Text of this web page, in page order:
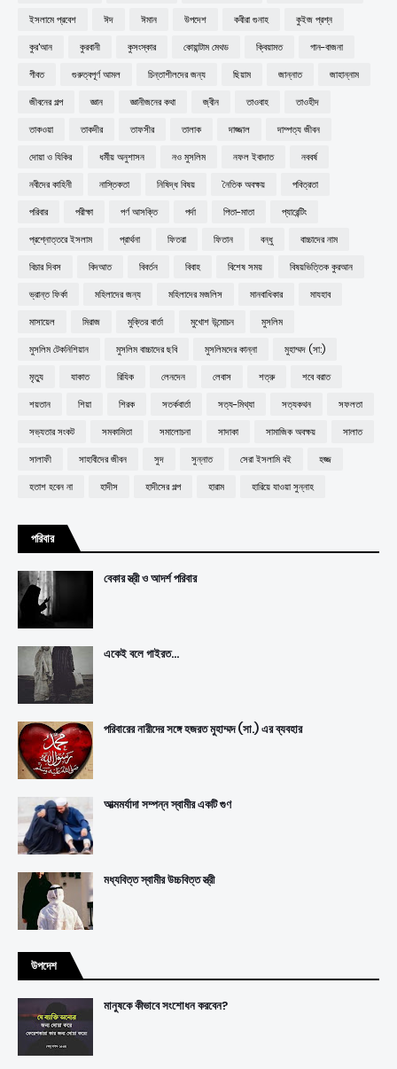
ইসলামে প্রবেশ
ঈদ ঈমান উপদেশ কবীরা গুনাহ
কুইজ প্রশ্ন
কুর'আন
কুরবানী কুসংস্কার কোয়ান্টাম মেথড ক্বিয়ামত
গান-বাজনা
গীবত
গুরুত্বপূর্ণ আমল চিন্তাশীলদের জন্য ছিয়াম জান্নাত
জাহান্নাম
জীবনের গল্প
জ্ঞান জ্ঞানীজনের কথা জ্বীন তাওবাহ
তাওহীদ
তাকওয়া
তাকদীর তাফসীর তালাক দাজ্জাল
দাম্পত্য জীবন
দোয়া ও যিকির
ধর্মীয় অনুশাসন নও মুসলিম নফল ইবাদাত
নববর্ষ
নবীদের কাহিনী
নাস্তিকতা নিষিদ্ধ বিষয় নৈতিক অবক্ষয়
পবিত্রতা
পরিবার
পরীক্ষা পর্ণ আসক্তি পর্দা পিতা-মাতা
প্যারেন্টিং
প্রশ্নোত্তরে ইসলাম
প্রার্থনা ফিতরা ফিতান বন্ধু
বাচ্চাদের নাম
বিচার দিবস
বিদআত বিবর্তন বিবাহ বিশেষ সময়
বিষয়ভিত্তিক কুরআন
ভ্রান্ত ফির্কা
মহিলাদের জন্য মহিলাদের মজলিস মানবাধিকার
মাযহাব
মাসায়েল
মিরাজ মুক্তির বার্তা মুখোশ উন্মোচন
মুসলিম
মুসলিম টেকনিশিয়ান
মুসলিম বাচ্চাদের ছবি মুসলিমদের কান্না
মুহাম্মদ (সা:)
মৃত্যু
যাকাত রিযিক লেনদেন লেবাস শত্রু
শবে বরাত
শয়তান
শিয়া শিরক সতর্কবার্তা সত্য-মিথ্যা সত্যকথন
সফলতা
সভ্যতার সংকট
সমকামিতা সমালোচনা সাদাকা সামাজিক অবক্ষয়
সালাত
সালাফী
সাহাবীদের জীবন সুদ সুন্নাত সেরা ইসলামি বই
হজ্জ
হতাশ হবেন না
হাদীস হাদীসের গল্প হারাম হারিয়ে যাওয়া সুন্নাহ
পরিবার
বেকার স্ত্রী ও আদর্শ পরিবার
একেই বলে গাইরত...
পরিবারের নারীদের সঙ্গে হজরত মুহাম্মদ (সা.) এর ব্যবহার
আত্মমর্যাদা সম্পন্ন স্বামীর একটি গুণ
মধ্যবিত্ত স্বামীর উচ্চবিত্ত স্ত্রী
উপদেশ
মানুষকে কীভাবে সংশোধন করবেন?